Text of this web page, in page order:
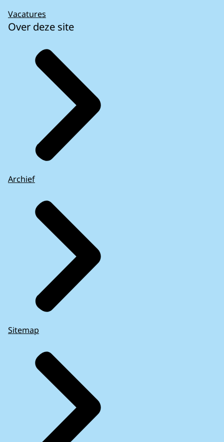
Vacatures
Over deze site
Archief
Sitemap